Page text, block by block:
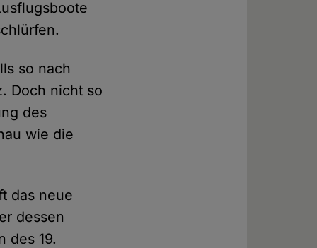
so nach
Doch nicht so
des
wie die
das neue
dessen
des 19.